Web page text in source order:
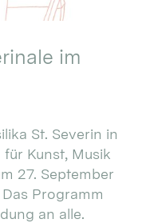
im
St. Severin in
Kunst, Musik
27. September
Programm
an alle.